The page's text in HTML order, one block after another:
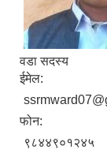
वडा सदस्य
ईमेल:
फोन:
९८४४९०१२४५